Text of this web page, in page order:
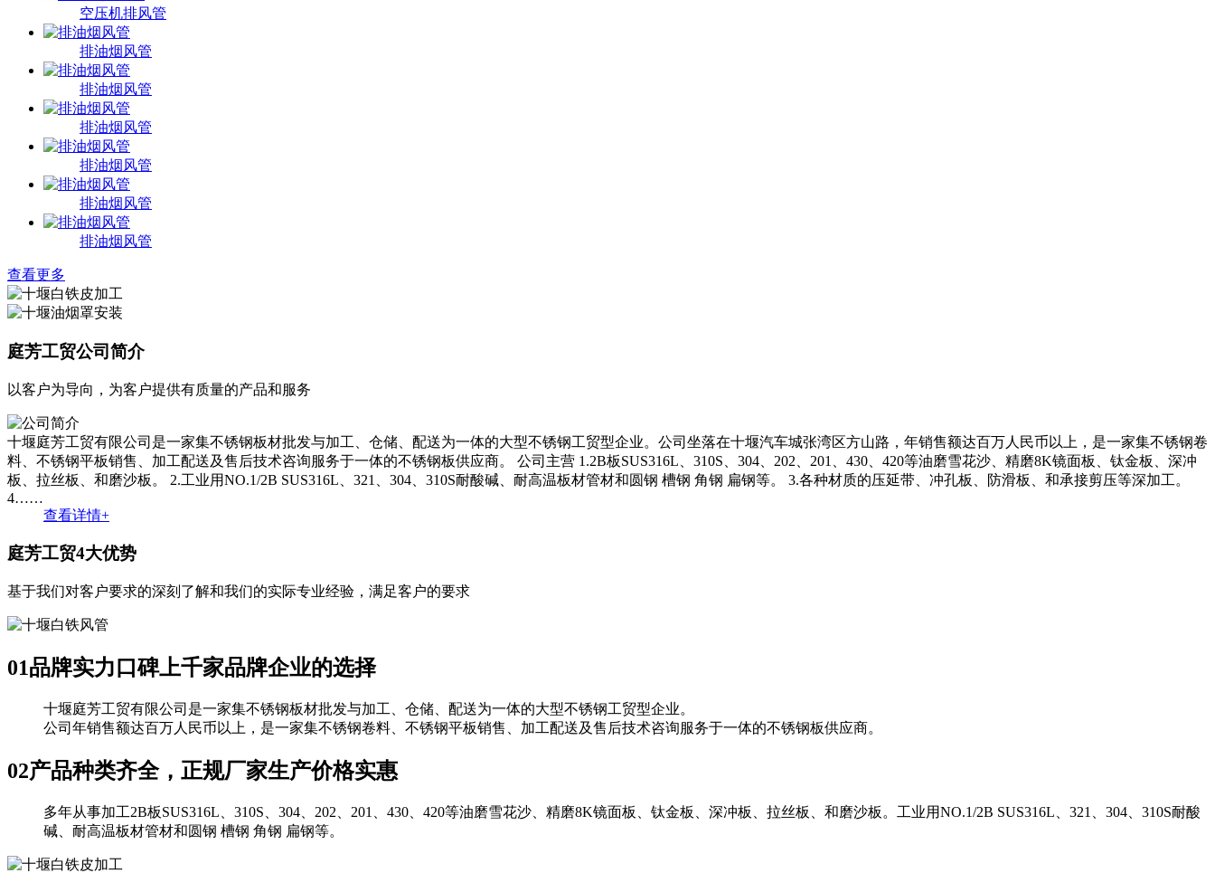
空压机排风管
排油烟风管
排油烟风管
排油烟风管
排油烟风管
排油烟风管
排油烟风管
查看更多
庭芳工贸公司简介
以客户为导向，为客户提供有质量的产品和服务
十堰庭芳工贸有限公司是一家集不锈钢板材批发与加工、仓储、配送为一体的大型不锈钢工贸型企业。公司坐落在十堰汽车城张湾区方山路，年销售额达百万人民币以上，是一家集不锈钢卷
料、不锈钢平板销售、加工配送及售后技术咨询服务于一体的不锈钢板供应商。 公司主营 1.2B板SUS316L、310S、304、202、201、430、420等油磨雪花沙、精磨8K镜面板、钛金板、深冲
板、拉丝板、和磨沙板。 2.工业用NO.1/2B SUS316L、321、304、310S耐酸碱、耐高温板材管材和圆钢 槽钢 角钢 扁钢等。 3.各种材质的压延带、冲孔板、防滑板、和承接剪压等深加工。
4……
查看详情+
庭芳工贸4大优势
基于我们对客户要求的深刻了解和我们的实际专业经验，满足客户的要求
01品牌实力口碑上千家品牌企业的选择
十堰庭芳工贸有限公司是一家集不锈钢板材批发与加工、仓储、配送为一体的大型不锈钢工贸型企业。
公司年销售额达百万人民币以上，是一家集不锈钢卷料、不锈钢平板销售、加工配送及售后技术咨询服务于一体的不锈钢板供应商。
02产品种类齐全，正规厂家生产价格实惠
多年从事加工2B板SUS316L、310S、304、202、201、430、420等油磨雪花沙、精磨8K镜面板、钛金板、深冲板、拉丝板、和磨沙板。工业用NO.1/2B SUS316L、321、304、310S耐酸
碱、耐高温板材管材和圆钢 槽钢 角钢 扁钢等。